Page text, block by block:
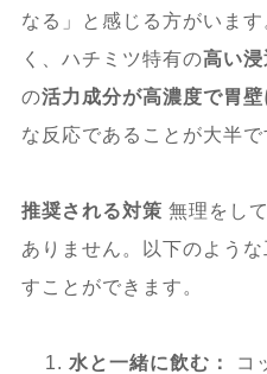
なる」と感じる方がいま
く、ハチミツ特有の高い浸
の活力成分が高濃度で胃壁
な反応であることが大半で
推奨される対策 無理をし
ありません。以下のよう
すことができます。
水と一緒に飲む：
コ